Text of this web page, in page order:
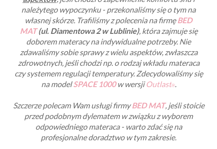
należytego wypoczynku - przekonaliśmy się o tym na
własnej skórze. Trafiliśmy z polecenia na firmęBED
MAT(ul. Diamentowa 2 w Lublinie), która zajmuje się
doborem materacy na indywidualne potrzeby. Nie
zdawaliśmy sobie sprawy z wielu aspektów, zwłaszcza
zdrowotnych, jeśli chodzi np. o rodzaj wkładu materaca
czy systemem regulacji temperatury. Zdecydowaliśmy się
na modelSPACE 1000w wersjiOutlast®.
Szczerze polecam Wam usługi firmyBED MAT, jeśli stoicie
przed podobnym dylematem w związku z wyborem
odpowiedniego materaca - warto zdać się na
profesjonalne doradztwo w tym zakresie.